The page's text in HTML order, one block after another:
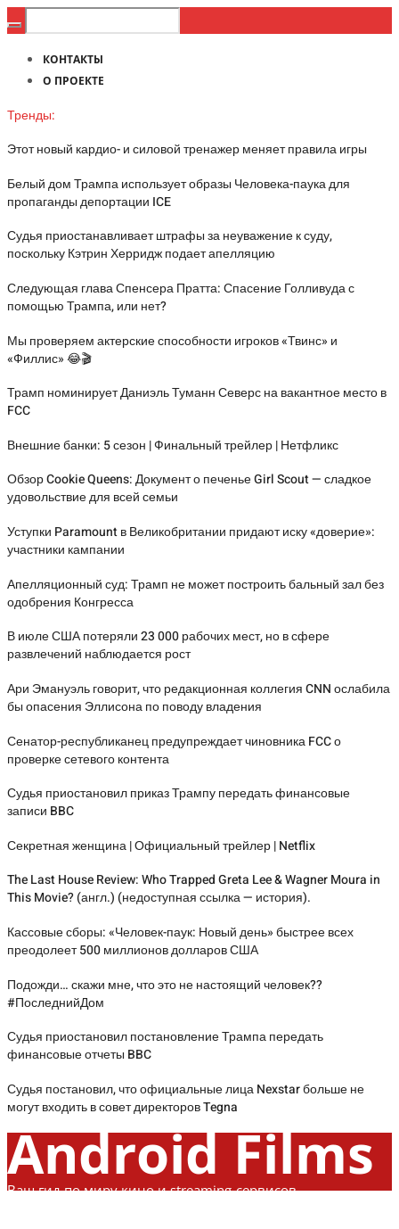
КОНТАКТЫ
О ПРОЕКТЕ
Тренды:
Этот новый кардио- и силовой тренажер меняет правила игры
Белый дом Трампа использует образы Человека-паука для
пропаганды депортации ICE
Судья приостанавливает штрафы за неуважение к суду,
поскольку Кэтрин Херридж подает апелляцию
Следующая глава Спенсера Пратта: Спасение Голливуда с
помощью Трампа, или нет?
Мы проверяем актерские способности игроков «Твинс» и
«Филлис» 😂🎬
Трамп номинирует Даниэль Туманн Северс на вакантное место в
FCC
Внешние банки: 5 сезон | Финальный трейлер | Нетфликс
Обзор Cookie Queens: Документ о печенье Girl Scout — сладкое
удовольствие для всей семьи
Уступки Paramount в Великобритании придают иску «доверие»:
участники кампании
Апелляционный суд: Трамп не может построить бальный зал без
одобрения Конгресса
В июле США потеряли 23 000 рабочих мест, но в сфере
развлечений наблюдается рост
Ари Эмануэль говорит, что редакционная коллегия CNN ослабила
бы опасения Эллисона по поводу владения
Сенатор-республиканец предупреждает чиновника FCC о
проверке сетевого контента
Судья приостановил приказ Трампу передать финансовые
записи BBC
Секретная женщина | Официальный трейлер | Netflix
The Last House Review: Who Trapped Greta Lee & Wagner Moura in
This Movie? (англ.) (недоступная ссылка — история).
Кассовые сборы: «Человек-паук: Новый день» быстрее всех
преодолеет 500 миллионов долларов США
Подожди… скажи мне, что это не настоящий человек??
#ПоследнийДом
Судья приостановил постановление Трампа передать
финансовые отчеты BBC
Судья постановил, что официальные лица Nexstar больше не
могут входить в совет директоров Tegna
Android Films
Ваш гид по миру кино и streaming-сервисов